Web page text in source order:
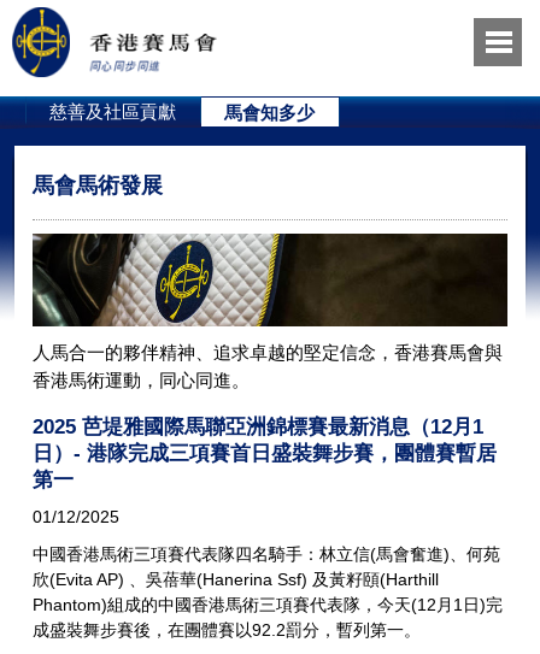
慈善及社區貢獻 馬會知多少
馬會馬術發展
人馬合一的夥伴精神、追求卓越的堅定信念，香港賽馬會與
香港馬術運動，同心同進。
2025 芭堤雅國際馬聯亞洲錦標賽最新消息（12月1
日）- 港隊完成三項賽首日盛裝舞步賽，團體賽暫居
第一
01/12/2025
中國香港馬術三項賽代表隊四名騎手：林立信(馬會奮進)、何苑
欣(Evita AP) 、吳蓓華(Hanerina Ssf) 及黃籽頤(Harthill
Phantom)組成的中國香港馬術三項賽代表隊，今天(12月1日)完
成盛裝舞步賽後，在團體賽以92.2罰分，暫列第一。